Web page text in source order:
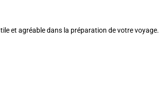
et agréable dans la préparation de votre voyage.